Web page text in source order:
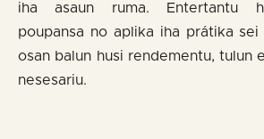
iha asaun ruma. Entertantu
poupansa no aplika iha prátika
osan balun husi rendementu, tulun
nesesariu.